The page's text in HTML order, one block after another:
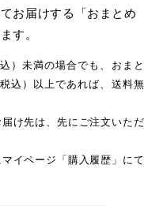
お届けする「おまとめ
す。
）未満の場合でも、おまと
込）以上であれば、送料無
け先は、先にご注文いただ
イページ「購入履歴」にて